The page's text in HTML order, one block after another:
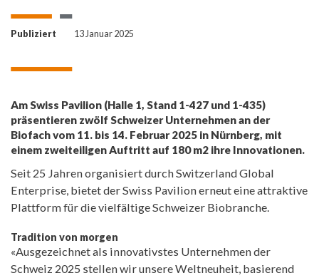
Publiziert 13 Januar 2025
Am Swiss Pavilion (Halle 1, Stand 1-427 und 1-435)
präsentieren zwölf Schweizer Unternehmen an der
Biofach vom 11. bis 14. Februar 2025 in Nürnberg, mit
einem zweiteiligen Auftritt auf 180 m2 ihre Innovationen.
Seit 25 Jahren organisiert durch Switzerland Global
Enterprise, bietet der Swiss Pavilion erneut eine attraktive
Plattform für die vielfältige Schweizer Biobranche.
Tradition von morgen
«Ausgezeichnet als innovativstes Unternehmen der
Schweiz 2025 stellen wir unsere Weltneuheit, basierend